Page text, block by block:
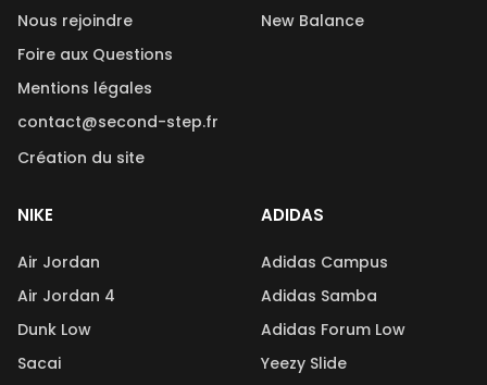
Nous rejoindre
Foire aux Questions
Mentions légales
contact@second-step.fr
Création du site
New Balance
NIKE
Air Jordan
Air Jordan 4
Dunk Low
Sacai
ADIDAS
Adidas Campus
Adidas Samba
Adidas Forum Low
Yeezy Slide